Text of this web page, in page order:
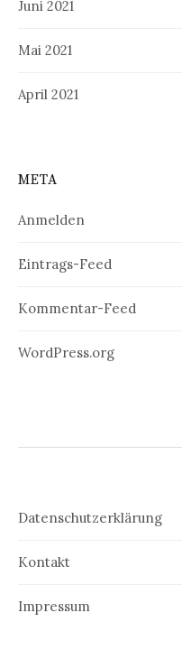
Juni 2021
Mai 2021
April 2021
META
Anmelden
Eintrags-Feed
Kommentar-Feed
WordPress.org
Datenschutzerklärung
Kontakt
Impressum